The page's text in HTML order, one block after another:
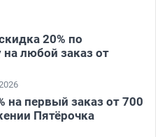
20% по
любой заказ от
на первый заказ от 700
Пятёрочка